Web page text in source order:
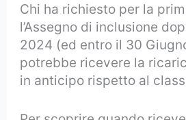
Chi ha richiesto per la
l’Assegno di inclusione
2024 (ed entro il 30
potrebbe ricevere la
in anticipo rispetto al